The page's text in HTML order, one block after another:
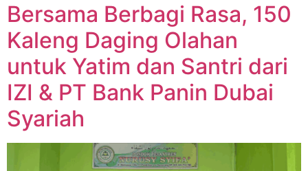
Bersama Berbagi Rasa, 150
Kaleng Daging Olahan
untuk Yatim dan Santri dari
IZI & PT Bank Panin Dubai
Syariah